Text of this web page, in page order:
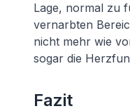
Lage, normal zu
vernarbten
nicht mehr wie
sogar die
Fazit